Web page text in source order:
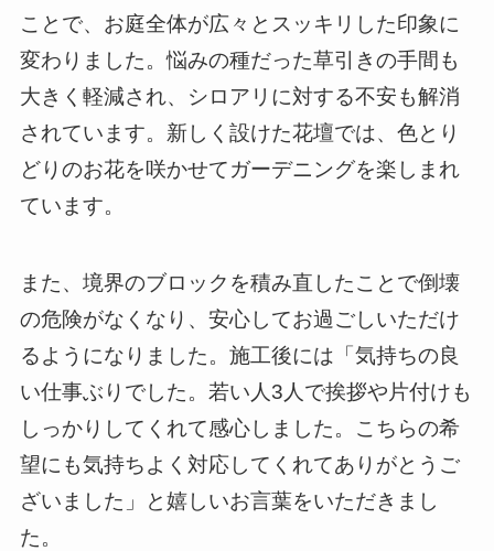
ことで、お庭全体が広々とスッキリした印象に
変わりました。悩みの種だった草引きの手間も
大きく軽減され、シロアリに対する不安も解消
されています。新しく設けた花壇では、色とり
どりのお花を咲かせてガーデニングを楽しまれ
ています。
また、境界のブロックを積み直したことで倒壊
の危険がなくなり、安心してお過ごしいただけ
るようになりました。施工後には「気持ちの良
い仕事ぶりでした。若い人3人で挨拶や片付けも
しっかりしてくれて感心しました。こちらの希
望にも気持ちよく対応してくれてありがとうご
ざいました」と嬉しいお言葉をいただきまし
た。